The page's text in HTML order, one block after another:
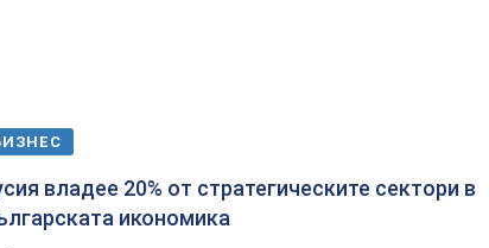
владее 20% от стратегическите сектори в
икономика